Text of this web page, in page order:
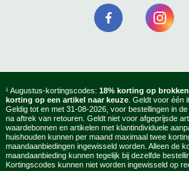
¹ Augustus-kortingscodes: 18% korting op
korting op een artikel naar keuze . Geldt voor één
Geldig tot en met 31-08-2026, voor bestellingen in
na aftrek van retouren. Geldt niet voor afgeprijsde
waardebonnen en artikelen met klantindividuele
huishouden kunnen per maand maximaal twee
maandaanbiedingen ingewisseld worden. Alleen de
maandaanbieding kunnen tegelijk bij dezelfde
Kortingscodes kunnen niet worden ingewisseld op